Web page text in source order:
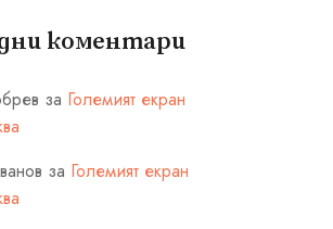
коментари
за Големият екран
за Големият екран